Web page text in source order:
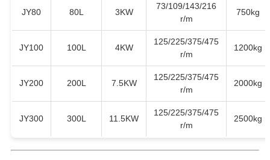
JY80 80L 3KW
73/109/143/216
r/m
750kg
JY100 100L 4KW
125/225/375/475
r/m
1200kg
JY200 200L 7.5KW
125/225/375/475
r/m
2000kg
JY300 300L 11.5KW
125/225/375/475
r/m
2500kg